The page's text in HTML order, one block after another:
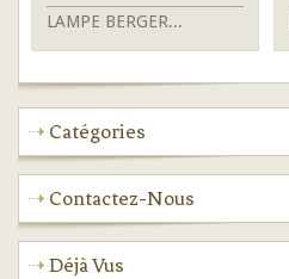
LAMPE BERGER...
Catégories
Contactez-Nous
Déjà Vus